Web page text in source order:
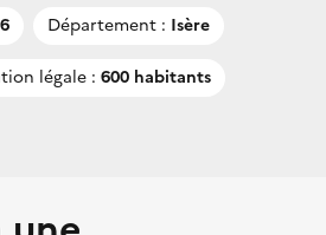
Département : Isère
légale : 600 habitants